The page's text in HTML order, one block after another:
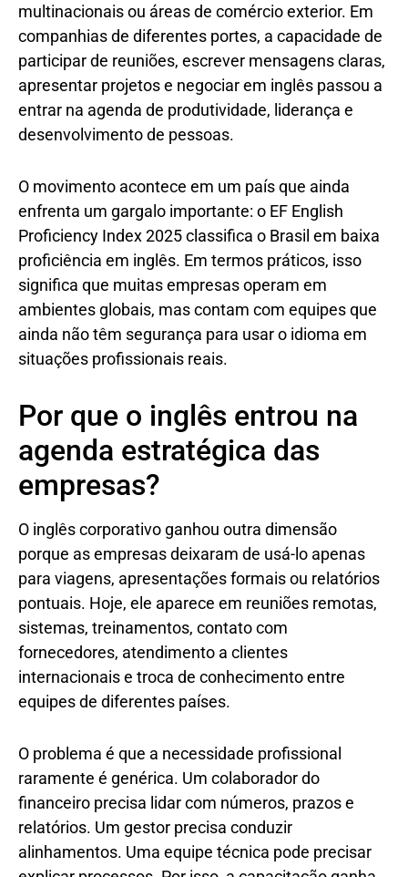
multinacionais ou áreas de comércio exterior. Em
companhias de diferentes portes, a capacidade de
participar de reuniões, escrever mensagens claras,
apresentar projetos e negociar em inglês passou a
entrar na agenda de produtividade, liderança e
desenvolvimento de pessoas.
O movimento acontece em um país que ainda
enfrenta um gargalo importante: o EF English
Proficiency Index 2025 classifica o Brasil em baixa
proficiência em inglês. Em termos práticos, isso
significa que muitas empresas operam em
ambientes globais, mas contam com equipes que
ainda não têm segurança para usar o idioma em
situações profissionais reais.
Por que o inglês entrou na
agenda estratégica das
empresas?
O inglês corporativo ganhou outra dimensão
porque as empresas deixaram de usá-lo apenas
para viagens, apresentações formais ou relatórios
pontuais. Hoje, ele aparece em reuniões remotas,
sistemas, treinamentos, contato com
fornecedores, atendimento a clientes
internacionais e troca de conhecimento entre
equipes de diferentes países.
O problema é que a necessidade profissional
raramente é genérica. Um colaborador do
financeiro precisa lidar com números, prazos e
relatórios. Um gestor precisa conduzir
alinhamentos. Uma equipe técnica pode precisar